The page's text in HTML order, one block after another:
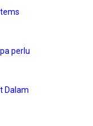
perlu
Dalam